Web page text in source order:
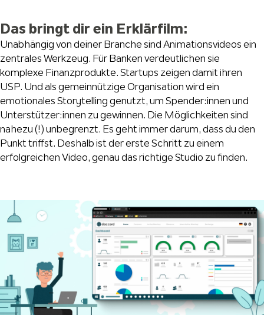
Das bringt dir ein Erklärfilm:
Unabhängig von deiner Branche sind Animationsvideos ein
zentrales Werkzeug. Für Banken verdeutlichen sie
komplexe Finanzprodukte. Startups zeigen damit ihren
USP. Und als gemeinnützige Organisation wird ein
emotionales Storytelling genutzt, um Spender:innen und
Unterstützer:innen zu gewinnen. Die Möglichkeiten sind
nahezu (!) unbegrenzt. Es geht immer darum, dass du den
Punkt triffst. Deshalb ist der erste Schritt zu einem
erfolgreichen Video, genau das richtige Studio zu finden.